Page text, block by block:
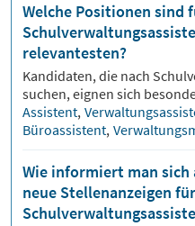
Welche Positionen sind
relevantesten?
Kandidaten, die nach
suchen, eignen sich
Assistent,
Büroassistent,
Wie informiert man sich
neue Stellenanzeigen für